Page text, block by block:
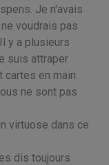
Je n'avais
voudrais pas
y a plusieurs
suis attraper
cartes en main
ne sont pas
virtuose dans ce
dis toujours